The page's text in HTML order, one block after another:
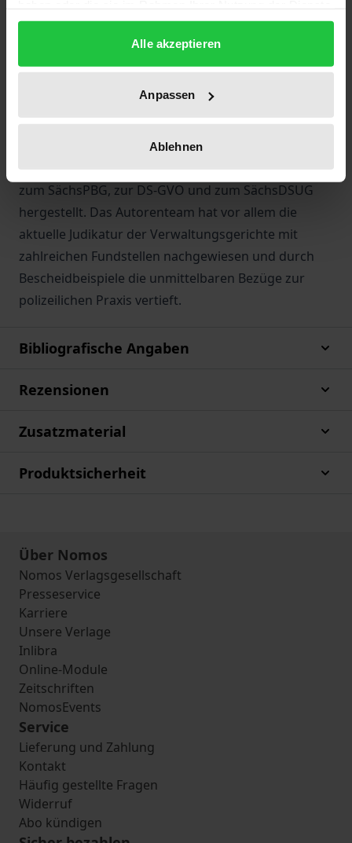
gesammelt haben.
Alle akzeptieren
Anpassen
Ablehnen
„Journalisten“ der rechten Szene,
• der verdeckte Einsatz technischer Mittel.
Anhand von Fällen werden zentrale Maßnahmen des
SächsPVDG klausurmäßig aufbereitet und Bezüge
zum SächsPBG, zur DS-GVO und zum SächsDSUG
hergestellt. Das Autorenteam hat vor allem die
aktuelle Judikatur der Verwaltungsgerichte mit
zahlreichen Fundstellen nachgewiesen und durch
Bescheidbeispiele die unmittelbaren Bezüge zur
polizeilichen Praxis vertieft.
Bibliografische Angaben
Rezensionen
Zusatzmaterial
Produktsicherheit
Über Nomos
Nomos Verlagsgesellschaft
Presseservice
Karriere
Unsere Verlage
Inlibra
Online-Module
Zeitschriften
NomosEvents
Service
Lieferung und Zahlung
Kontakt
Häufig gestellte Fragen
Widerruf
Abo kündigen